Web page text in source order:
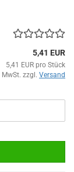
5,41 EUR
5,41 EUR pro Stück
MwSt. zzgl. Versand